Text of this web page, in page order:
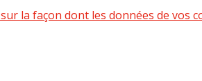
la façon dont les données de vos